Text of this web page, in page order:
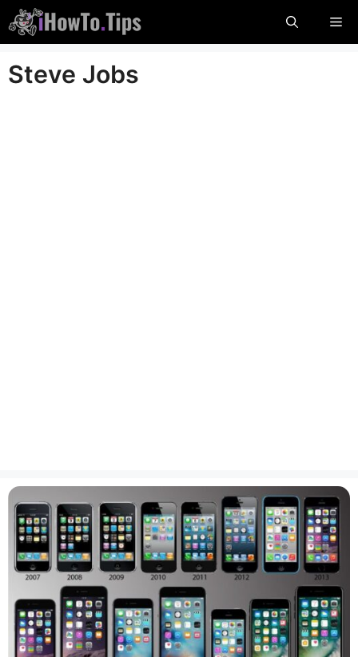
Passer
au
contenu
Steve Jobs